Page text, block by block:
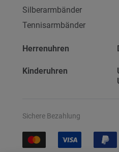
Silberarmbänder
Tennisarmbänder
Herrenuhren
Kinderuhren
Sichere Bezahlung